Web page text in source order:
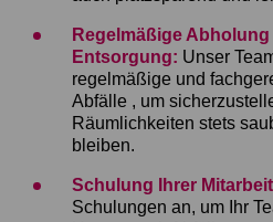
Regelmäßige Abholung
Entsorgung: Unser
regelmäßige und
Abfälle , um
Räumlichkeiten stets
bleiben.
Schulung Ihrer
Schulungen an, um Ihr